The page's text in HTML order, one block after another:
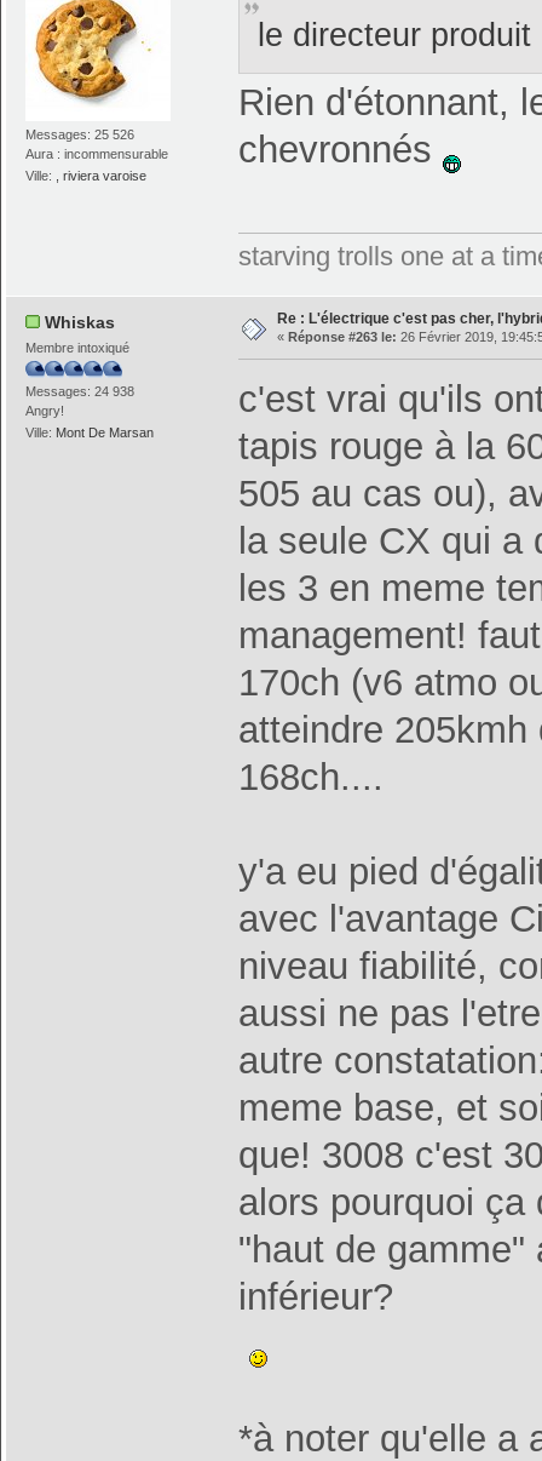
Messages: 25 526
Aura : incommensurable
Ville: , riviera varoise
le directeur
Rien d'étonnant,
chevronnés
starving trolls one at a
Whiskas
Membre intoxiqué
Messages: 24 938
Angry!
Ville: Mont De Marsan
Re : L'électrique c'est pas cher,
« Réponse #263 le: 26 Février 2019,
c'est vrai qu'ils
tapis rouge à la
505 au cas ou),
la seule CX qui a
les 3 en meme
management!
170ch (v6 atmo
atteindre
168ch....
y'a eu pied
avec l'avantage
niveau fiabilité,
aussi ne pas
autre
meme base, et
que! 3008 c'est
alors pourquoi ça
"haut de gamme"
inférieur?
*à noter qu'elle a